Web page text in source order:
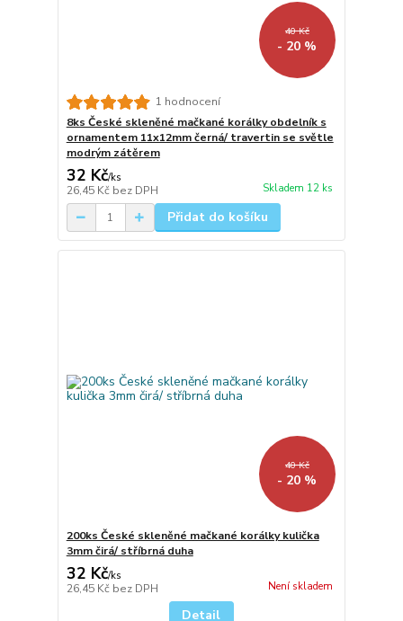
40 Kč
- 20 %
1 hodnocení
8ks České skleněné mačkané korálky obdelník s
ornamentem 11x12mm černá/ travertin se světle
modrým zátěrem
32 Kč/ks
26,45 Kč bez DPH Skladem 12 ks
Přidat do košíku
40 Kč
- 20 %
200ks České skleněné mačkané korálky kulička
3mm čirá/ stříbrná duha
32 Kč/ks
26,45 Kč bez DPH Není skladem
Detail